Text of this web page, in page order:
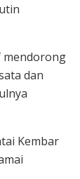
mendorong
dan
Kembar